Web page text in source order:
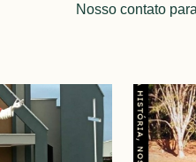
Nosso contato